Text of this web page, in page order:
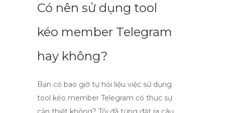
Có nên sử dụng tool
kéo member Telegram
hay không?
Bạn có bao giờ tự hỏi liệu việc sử dụng
tool kéo member Telegram có thực sự